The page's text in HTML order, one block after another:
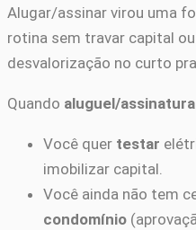
Alugar/assinar virou uma
rotina sem travar capital
desvalorização no curto
Quando aluguel/assinatura
Você quer testar
imobilizar capital.
Você ainda não tem
condomínio